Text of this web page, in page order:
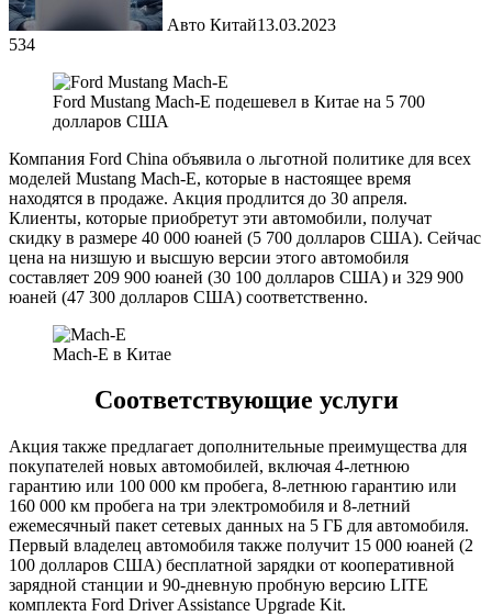
Авто Китай13.03.2023
534
Ford Mustang Mach-E подешевел в Китае на 5 700
долларов США
Компания Ford China объявила о льготной политике для всех
моделей Mustang Mach-E, которые в настоящее время
находятся в продаже. Акция продлится до 30 апреля.
Клиенты, которые приобретут эти автомобили, получат
скидку в размере 40 000 юаней (5 700 долларов США). Сейчас
цена на низшую и высшую версии этого автомобиля
составляет 209 900 юаней (30 100 долларов США) и 329 900
юаней (47 300 долларов США) соответственно.
Mach-E в Китае
Соответствующие услуги
Акция также предлагает дополнительные преимущества для
покупателей новых автомобилей, включая 4-летнюю
гарантию или 100 000 км пробега, 8-летнюю гарантию или
160 000 км пробега на три электромобиля и 8-летний
ежемесячный пакет сетевых данных на 5 ГБ для автомобиля.
Первый владелец автомобиля также получит 15 000 юаней (2
100 долларов США) бесплатной зарядки от кооперативной
зарядной станции и 90-дневную пробную версию LITE
комплекта Ford Driver Assistance Upgrade Kit.